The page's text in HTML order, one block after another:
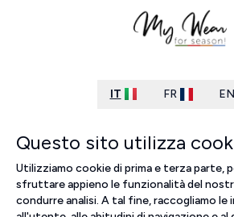
IT FR EN
Questo sito utilizza
Utilizziamo cookie di prima e terza parte,
sfruttare appieno le funzionalità del
condurre analisi. A tal fine, raccogliamo